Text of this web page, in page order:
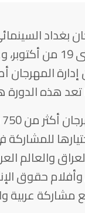
بغداد
بين 15 وحتى
إدارة
هذه الدورة
والعالم
حقوق
مشاركة عربية